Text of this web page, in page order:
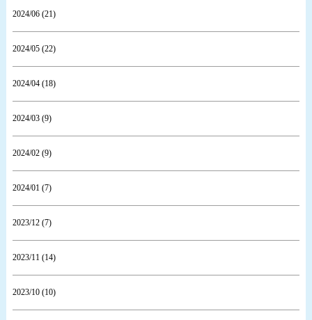
2024/06 (21)
2024/05 (22)
2024/04 (18)
2024/03 (9)
2024/02 (9)
2024/01 (7)
2023/12 (7)
2023/11 (14)
2023/10 (10)